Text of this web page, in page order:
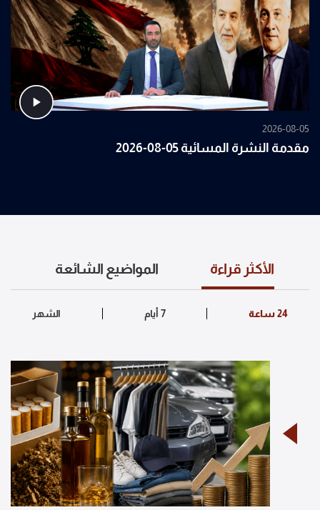
2026-08-05
مقدمة النشرة المسائية 05-08-2026
الأكثر قراءة المواضيع الشائعة